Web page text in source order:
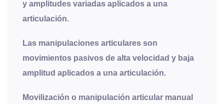
y amplitudes variadas aplicados a una
articulación.
Las manipulaciones articulares son
movimientos pasivos de alta velocidad y baja
amplitud aplicados a una articulación.
Movilización o manipulación articular manual